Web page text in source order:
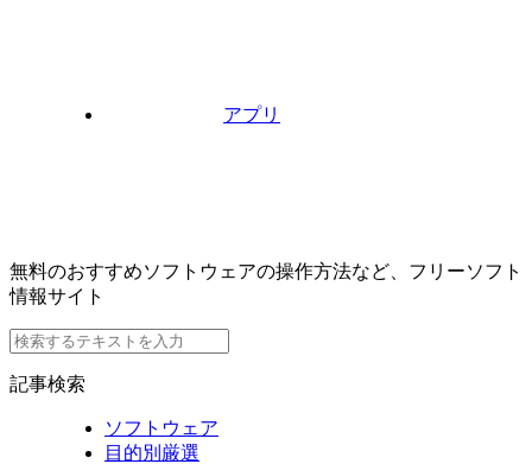
アプリ
無料のおすすめソフトウェアの操作方法など、フリーソフト
情報サイト
記事検索
ソフトウェア
目的別厳選